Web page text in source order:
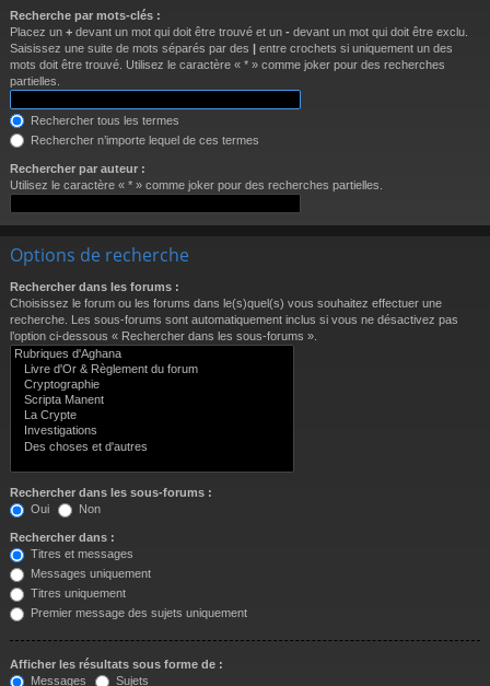
Recherche par mots-clés :
Placez un + devant un mot qui doit être trouvé et un - devant un mot qui doit être exclu.
Saisissez une suite de mots séparés par des | entre crochets si uniquement un des
mots doit être trouvé. Utilisez le caractère « * » comme joker pour des recherches
partielles.
Rechercher tous les termes
Rechercher n’importe lequel de ces termes
Rechercher par auteur :
Utilisez le caractère « * » comme joker pour des recherches partielles.
Options de recherche
Rechercher dans les forums :
Choisissez le forum ou les forums dans le(s)quel(s) vous souhaitez effectuer une
recherche. Les sous-forums sont automatiquement inclus si vous ne désactivez pas
l’option ci-dessous « Rechercher dans les sous-forums ».
Rechercher dans les sous-forums :
Oui
Non
Rechercher dans :
Titres et messages
Messages uniquement
Titres uniquement
Premier message des sujets uniquement
Afficher les résultats sous forme de :
Messages
Sujets